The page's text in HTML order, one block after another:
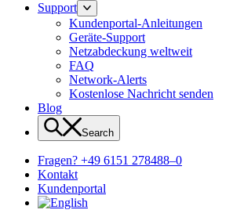
Support
Kundenportal-Anleitungen
Geräte-Support
Netzabdeckung weltweit
FAQ
Network-Alerts
Kostenlose Nachricht senden
Blog
Search
Fragen? +49 6151 278488–0
Kontakt
Kundenportal